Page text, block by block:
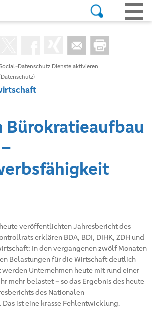
Social-Datenschutz Dienste aktivieren
(Datenschutz)
Bürokratieaufbau
veröffentlichten Jahresbericht des
erklären BDA, BDI, DIHK, ZDH und
In den vergangenen zwölf Monaten
Belastungen für die Wirtschaft deutlich
werden Unternehmen heute mit rund einer
mehr belastet – so das Ergebnis des heute
des Nationalen
ist eine krasse Fehlentwicklung.